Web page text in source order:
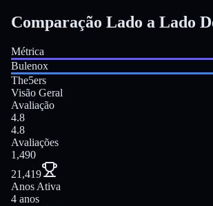
Comparação Lado a Lado
Métrica
Bulenox
The5ers
Visão Geral
Avaliação
4.8
4.8
Avaliações
1,490
21,419
Anos Ativa
4 anos